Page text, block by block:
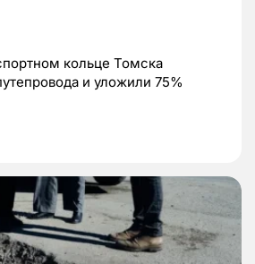
кольце Томска
и уложили 75%